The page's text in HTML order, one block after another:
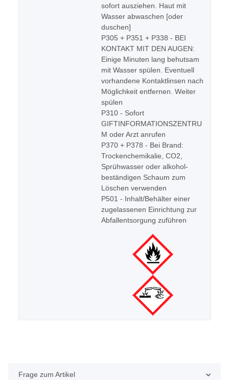
sofort ausziehen. Haut mit
Wasser abwaschen [oder
duschen]
P305 + P351 + P338 - BEI
KONTAKT MIT DEN AUGEN:
Einige Minuten lang behutsam
mit Wasser spülen. Eventuell
vorhandene Kontaktlinsen nach
Möglichkeit entfernen. Weiter
spülen
P310 - Sofort
GIFTINFORMATIONSZENTRU
M oder Arzt anrufen
P370 + P378 - Bei Brand:
Trockenchemikalie, CO2,
Sprühwasser oder alkohol-
beständigen Schaum zum
Löschen verwenden
P501 - Inhalt/Behälter einer
zugelassenen Einrichtung zur
Abfallentsorgung zuführen
Frage zum Artikel